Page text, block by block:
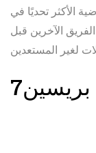
الأكثر تحديًا في
الآخرين قبل
7بريسين